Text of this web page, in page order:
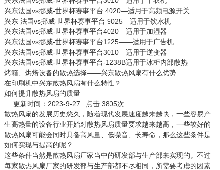
兴东法国vs挪威-世界杯赛事平台 4020—适用于高频电源开关
兴东 法国vs挪威-世界杯赛事平台 9025—适用于饮水机
兴东法国vs挪威-世界杯赛事平台4020—适用于加湿器
兴东法国vs挪威-世界杯赛事平台1225——适用于广告机
兴东法国vs挪威-世界杯赛事平台3010—适用于逆变器
兴东法国vs挪威-世界杯赛事平台-1238B适用于冰柜内部散热
烤箱、烘焙设备的散热选择——兴东散热风扇有什么优势
在印刷机中兴东散热风扇有什么特性？
如何提升散热风扇的质量
更新时间：2023-9-27 点击:3805次
散热风扇的发展历史悠久，随着现代发展速度越来越快，一些容易产
生高热量的设备行业开始对散热风扇质量要求越来越高，一些较好的
散热风扇可能会同时具备高风量、低噪音、长寿命，那么这些条件是
如何实现与提高的呢？
这些条件当然是散热风扇厂家当中的研发部与生产部来实现的。不过
每家散热风扇厂家的研发部与生产部都不尽相同，所需要考虑的因素